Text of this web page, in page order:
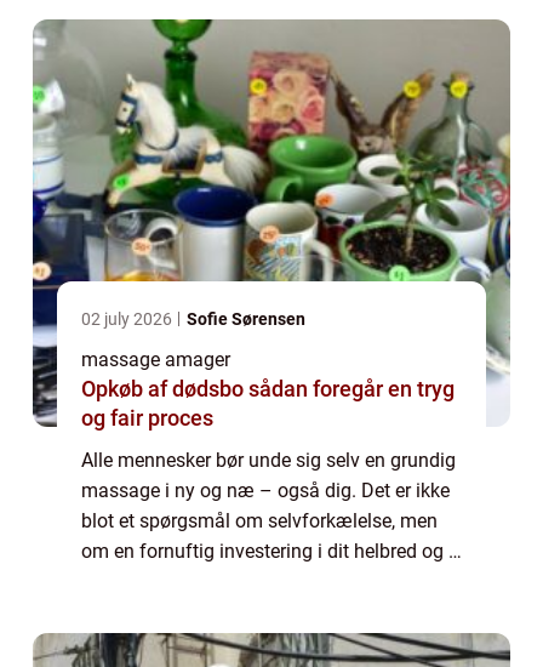
02 july 2026 Sofie Sørensen
massage amager
Opkøb af dødsbo sådan foregår en tryg
og fair proces
Alle mennesker bør unde sig selv en grundig
massage i ny og næ – også dig. Det er ikke
blot et spørgsmål om selvforkælelse, men
om en fornuftig investering i dit helbred og i